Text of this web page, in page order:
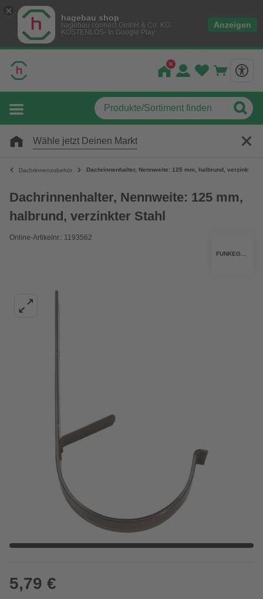
hagebau shop
hagebau connect GmbH & Co. KG
KOSTENLOS- In Google Play
Anzeigen
Wähle jetzt Deinen Markt
Dachrinnenzubehör Dachrinnenhalter, Nennweite: 125 mm, halbrund, verzinkter
Dachrinnenhalter, Nennweite: 125 mm,
halbrund, verzinkter Stahl
Online-Artikelnr.: 1193562
5,79 €